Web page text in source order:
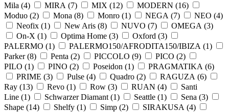
Mila (4) MIRA (7) MIX (12) MODERN (16)
Moduo (2) Mona (8) Monro (1) NEGA (7) NEO (4)
Neofix (1) New Aris (8) NUVO (7) OMEGA (3)
On-X (1) Optima Home (3) Oxford (3)
PALERMO (1) PALERMO150/AFRODITA150/IBIZA (1)
Parker (8) Penta (2) PICCOLO (9) PICO (2)
PILO (1) PINO (2) Poseidon (1) PRAGMATIKA (6)
PRIME (3) Pulse (4) Quadro (2) RAGUZA (6)
Ray (13) Revo (1) Row (3) RUAN (4)
Santi
Line (1) Schwarzer Diamant (1) Seattle (1) Sena (3)
Shape (14) Shelfy (1) Simp (2) SIRAKUSA (4)